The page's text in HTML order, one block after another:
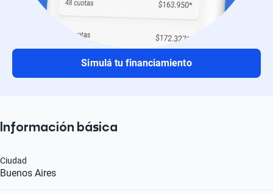
Simulá tu financiamiento
Información básica
Buenos Aires
Ciudad